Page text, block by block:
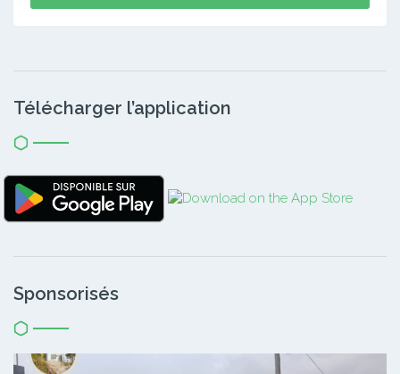
Télécharger l’application
Sponsorisés